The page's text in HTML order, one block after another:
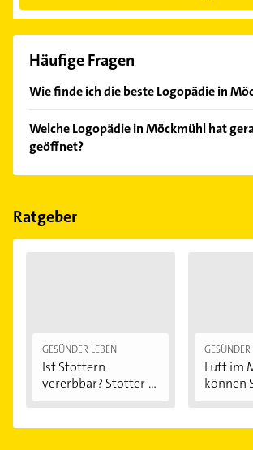
Häufige Fragen
Wie finde ich die beste Logopädie in
Kundenmeinungen und profitieren Sie
Empfehlungen. Die Suchergebnisse
einfach nachBewertungensortiert
Welche Logopädie in Möckmühl hat
geöffnet?
Im Anbieter-Bereich finden Sie alle
Feiertagen abweichen können.
Ratgeber
GESÜNDER LEBEN
Ist Stottern
vererbbar? Stotter-
GESÜNDER
Luft im
können